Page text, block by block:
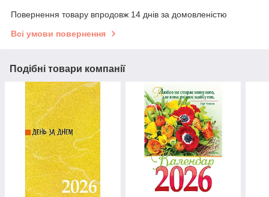
Повернення товару впродовж 14 днів за домовленістю
Всі умови повернення
Подібні товари компанії